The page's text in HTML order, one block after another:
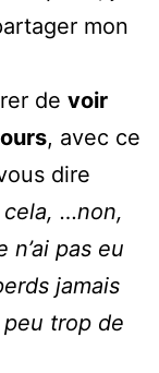
mon
de voir
, avec ce
dire
cela, …non,
pas eu
jamais
trop de